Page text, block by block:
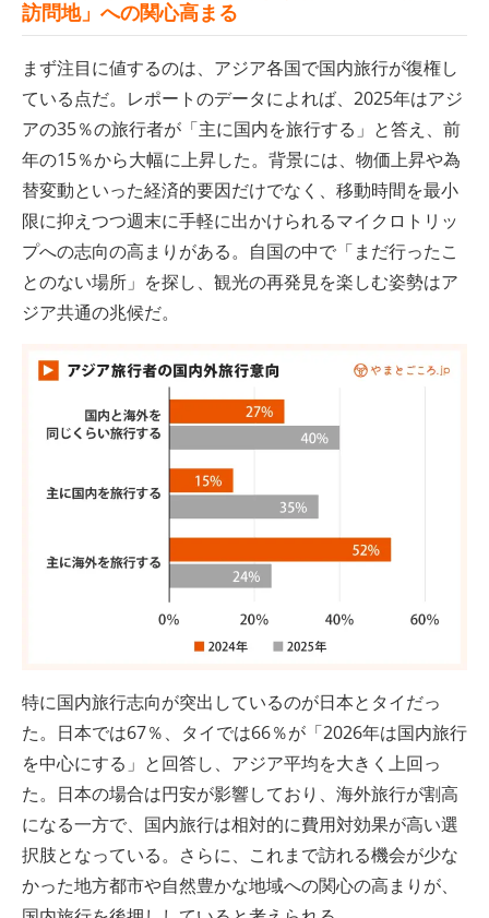
訪問地」への関心高まる
まず注目に値するのは、アジア各国で国内旅行が復権し
ている点だ。レポートのデータによれば、2025年はアジ
アの35％の旅行者が「主に国内を旅行する」と答え、前
年の15％から大幅に上昇した。背景には、物価上昇や為
替変動といった経済的要因だけでなく、移動時間を最小
限に抑えつつ週末に手軽に出かけられるマイクロトリッ
プへの志向の高まりがある。自国の中で「まだ行ったこ
とのない場所」を探し、観光の再発見を楽しむ姿勢はア
ジア共通の兆候だ。
特に国内旅行志向が突出しているのが日本とタイだっ
た。日本では67％、タイでは66％が「2026年は国内旅行
を中心にする」と回答し、アジア平均を大きく上回っ
た。日本の場合は円安が影響しており、海外旅行が割高
になる一方で、国内旅行は相対的に費用対効果が高い選
択肢となっている。さらに、これまで訪れる機会が少な
かった地方都市や自然豊かな地域への関心の高まりが、